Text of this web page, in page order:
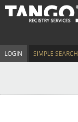
LOGIN SIMPLE SEARCH